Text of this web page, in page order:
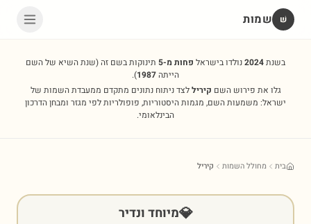
שׁ שמות
בשנת2024נולדו בישראל פחות מ-5 תינוקות בשם זה(שנת השיא של השם
הייתה1987
).
גלו את פירוש השם קיריללצד ניתוח נתונים מתקדם ממעבדת השמות של
ישראל: משמעות השם, מגמות היסטוריות, פופולריות לפי מגזר ומבחן הדרכון
הבינלאומי.
בית מחולל השמות קיריל
💎מיוחד ונדיר